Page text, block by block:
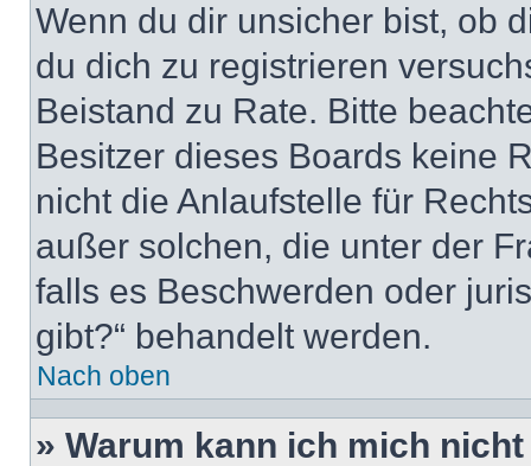
Wenn du dir unsicher bist, ob
du dich zu registrieren
Beistand zu Rate. Bitte
Besitzer dieses Boards keine
nicht die Anlaufstelle für
außer solchen, die unter der
falls es Beschwerden oder
gibt?“ behandelt werden.
Nach oben
» Warum kann ich mich